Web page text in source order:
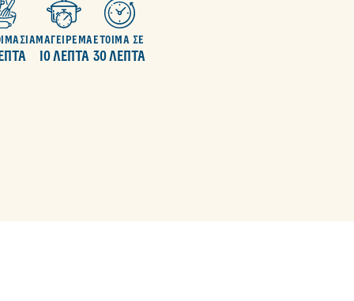
10 ΛΕΠΤΑ
ΜΑΓΕΙΡΕΜΑ
30 ΛΕΠΤΑ
ΕΤΟΙΜΑ ΣΕ